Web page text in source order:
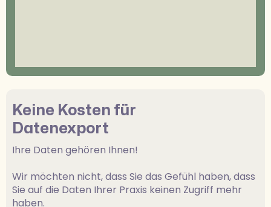
Keine Kosten für
Datenexport
Ihre Daten gehören Ihnen!
Wir möchten nicht, dass Sie das Gefühl haben, dass
Sie auf die Daten Ihrer Praxis keinen Zugriff mehr
haben.